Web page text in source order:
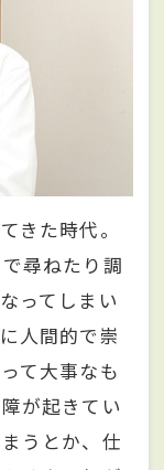
きた時代。
尋ねたり調
ってしまい
人間的で崇
て大事なも
が起きてい
うとか、仕